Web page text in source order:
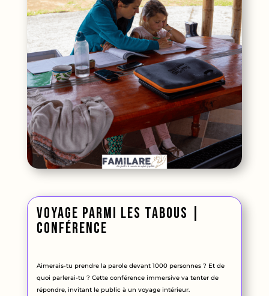
Voyage parmi les tabous |
conférence
Aimerais-tu prendre la parole devant 1000 personnes ? Et de
quoi parlerai-tu ? Cette conférence immersive va tenter de
répondre, invitant le public à un voyage intérieur.